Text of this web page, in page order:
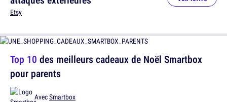
Top 10 des meilleurs cadeaux de Noël Smartbox
pour parents
AvecSmartbox
Etsy